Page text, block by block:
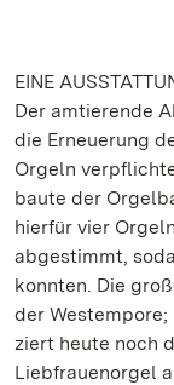
EINE
Der amtierende
die Erneuerung
Orgeln
baute der
hierfür vier
abgestimmt,
konnten. Die
der
ziert heute noch
Liebfrauenorgel